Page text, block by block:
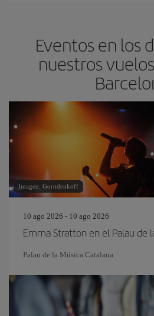
Eventos en los
nuestros
Imagen: Gorodenkoff
10 ago 2026 - 10 ago 2026
Emma Stratton en el Palau de
Palau de la Música Catalana